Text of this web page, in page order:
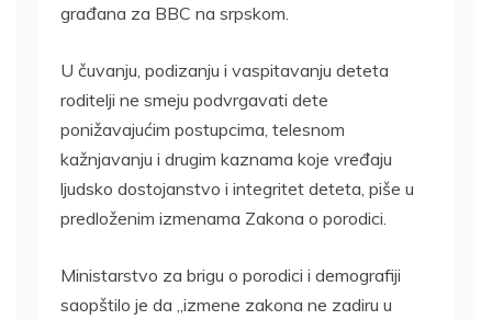
građana za BBC na srpskom.
U čuvanju, podizanju i vaspitavanju deteta
roditelji ne smeju podvrgavati dete
ponižavajućim postupcima, telesnom
kažnjavanju i drugim kaznama koje vređaju
ljudsko dostojanstvo i integritet deteta, piše u
predloženim izmenama Zakona o porodici.
Ministarstvo za brigu o porodici i demografiji
saopštilo je da „izmene zakona ne zadiru u